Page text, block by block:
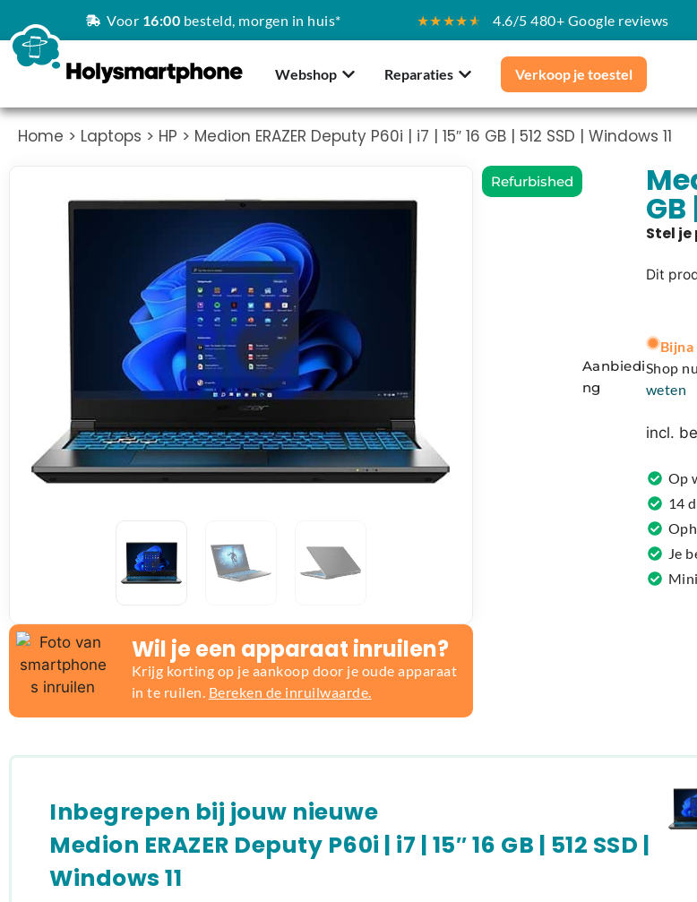
Voor 16:00 besteld, morgen in huis* ★★★★★ 4.6/5 480+ Google reviews
Webshop Reparaties Verkoop je toestel
Home > Laptops > HP > Medion ERAZER Deputy P60i | i7 | 15″ 16 GB | 512 SSD | Windows 11
Wil je een apparaat inruilen?
Krijg korting op je aankoop door je oude apparaat
in te ruilen. Bereken de inruilwaarde.
Refurbished
Aanbiedi
ng
GB
Dit
l
t
e
n
t
i
v
e
:
Shop
weten
incl.
Op
14
Je
Inbegrepen bij jouw nieuwe
Medion ERAZER Deputy P60i | i7 | 15″ 16 GB | 512 SSD |
Windows 11